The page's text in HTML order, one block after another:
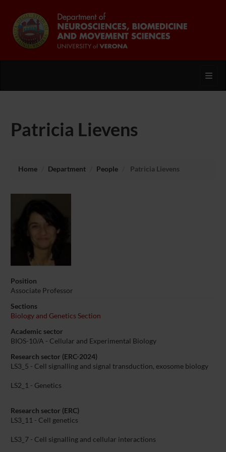
Patricia Lievens
Home Department People Patricia Lievens
Position
Associate Professor
Sections
Biology and Genetics Section
Academic sector
BIOS-10/A - Cellular and Experimental Biology
Research sector (ERC-2024)
LS3_5 - Cell signalling and signal transduction, exosome biology
LS2_1 - Genetics
Research sector (ERC)
LS3_11 - Cell genetics
LS3_7 - Cell signalling and cellular interactions